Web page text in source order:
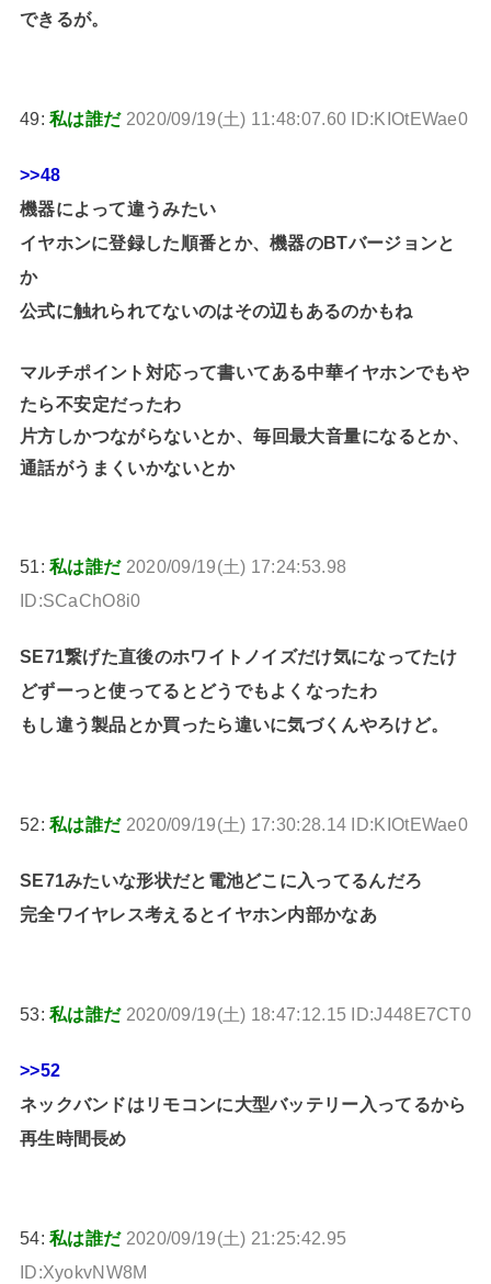
できるが。
49:私は誰だ 2020/09/19(土) 11:48:07.60 ID:KIOtEWae0
>>48
機器によって違うみたい
イヤホンに登録した順番とか、機器のBTバージョンと
か
公式に触れられてないのはその辺もあるのかもね
マルチポイント対応って書いてある中華イヤホンでもや
たら不安定だったわ
片方しかつながらないとか、毎回最大音量になるとか、
通話がうまくいかないとか
51:私は誰だ 2020/09/19(土) 17:24:53.98
ID:SCaChO8i0
SE71繋げた直後のホワイトノイズだけ気になってたけ
どずーっと使ってるとどうでもよくなったわ
もし違う製品とか買ったら違いに気づくんやろけど。
52:私は誰だ 2020/09/19(土) 17:30:28.14 ID:KIOtEWae0
SE71みたいな形状だと電池どこに入ってるんだろ
完全ワイヤレス考えるとイヤホン内部かなあ
53:私は誰だ 2020/09/19(土) 18:47:12.15 ID:J448E7CT0
>>52
ネックバンドはリモコンに大型バッテリー入ってるから
再生時間長め
54:私は誰だ 2020/09/19(土) 21:25:42.95
ID:XyokvNW8M